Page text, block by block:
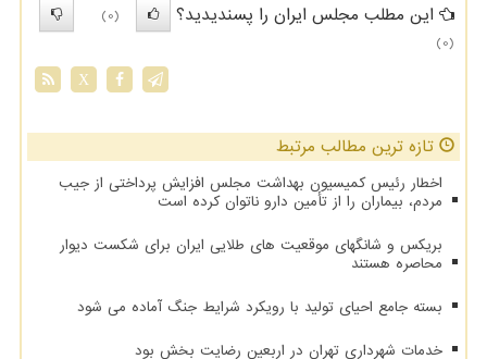
این مطلب مجلس ایران را پسندیدید؟
(0)
(0)
X
تازه ترین مطالب مرتبط
اخطار رئیس کمیسیون بهداشت مجلس افزایش پرداختی از جیب
مردم، بیماران را از تأمین دارو ناتوان کرده است
بریکس و شانگهای موقعیت های طلایی ایران برای شکست دیوار
محاصره هستند
بسته جامع احیای تولید با رویکرد شرایط جنگ آماده می شود
خدمات شهرداری تهران در اربعین رضایت بخش بود